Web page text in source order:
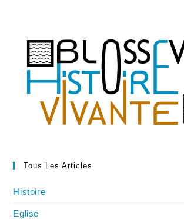
Domination
Anglaise
Tous Les Articles
Histoire
Eglise